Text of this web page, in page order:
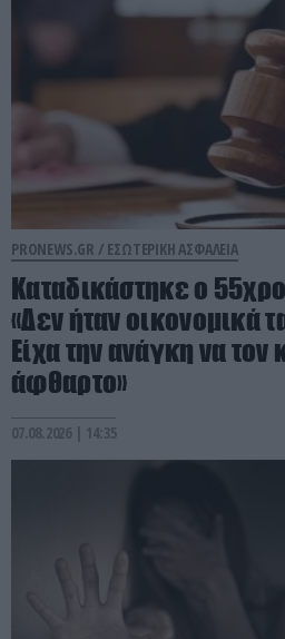
PRONEWS.GR / ΕΣΩΤΕΡΙΚΗ ΑΣΦΑΛΕΙΑ
Καταδικάστηκε ο
«Δεν ήταν οικονομικά
Είχα την ανάγκη να
άφθαρτο»
07.08.2026 | 14:35